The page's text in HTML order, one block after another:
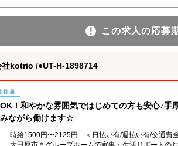
この求人の応募
社kotrio /●UT-H-1898714
！和やかな雰囲気ではじめての方も安心♪手
ながら働けます☆
時給1500円〜2125円 ＜日払い有/週払い有/交通費